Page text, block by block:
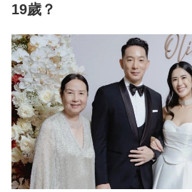
19歲？